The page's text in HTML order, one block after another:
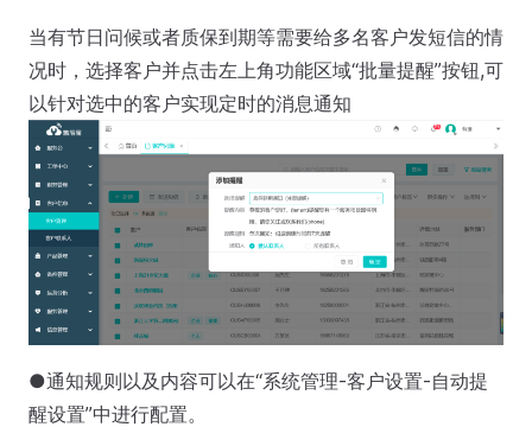
当有节日问候或者质保到期等需要给多名客户发短信的情
况时，选择客户并点击左上角功能区域“批量提醒”按钮,可
以针对选中的客户实现定时的消息通知
●通知规则以及内容可以在“系统管理-客户设置-自动提
醒设置”中进行配置。